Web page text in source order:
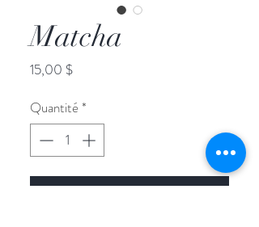
Matcha
15,00 $Prix
Quantité*
ajouter au panier